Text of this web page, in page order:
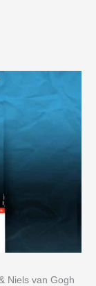
Niels van Gogh